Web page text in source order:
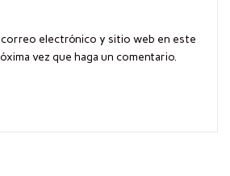
correo electrónico y sitio web en este
vez que haga un comentario.